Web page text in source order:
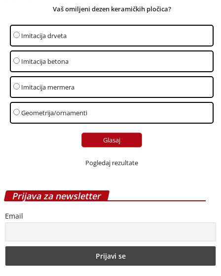
Vaš omiljeni dezen keramičkih pločica?
Imitacija drveta
Imitacija betona
Imitacija mermera
Geometrija/ornamenti
Pogledaj rezultate
Prijava za newsletter
Email